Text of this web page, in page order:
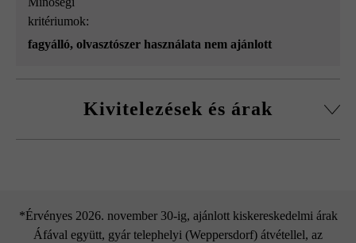
kritériumok:
fagyálló, olvasztószer használata nem ajánlott
Kivitelezések és árak
*Érvényes 2026. november 30-ig, ajánlott kiskereskedelmi árak
Áfával együtt, gyár telephelyi (Weppersdorf) átvétellel, az